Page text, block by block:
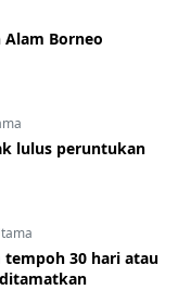
Alam Borneo
lulus peruntukan
30 hari atau